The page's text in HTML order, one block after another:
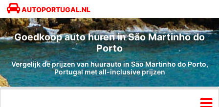
AUTOPORTUGAL.NL
Goedkoop auto huren in São Martinho do
Porto
Vergelijk de prijzen van huurauto in São Martinho do Porto,
Portugal met all-inclusive prijzen